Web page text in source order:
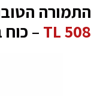
התמורה
TL 508
–